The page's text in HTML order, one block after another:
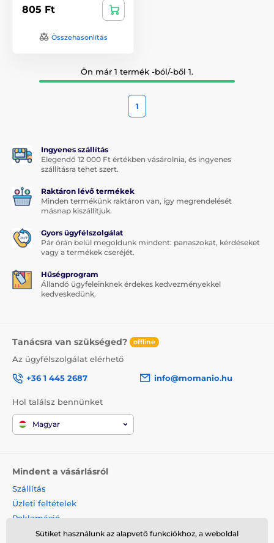
805 Ft
Összehasonlítás
Ön már 1 termék -ból/-ből 1.
1
Ingyenes szállítás
Elegendő 12 000 Ft értékben vásárolnia, és ingyenes
szállításra tehet szert.
Raktáron lévő termékek
Minden termékünk raktáron van, így megrendelését
másnap kiszállítjuk.
Gyors ügyfélszolgálat
Pár órán belül megoldunk mindent: panaszokat, kérdéseket
vagy a termékek cseréjét.
Hűségprogram
Állandó ügyfeleinknek érdekes kedvezményekkel
kedveskedünk.
Tanácsra van szükséged? offline
Az ügyfélszolgálat elérhető
+36 1 445 2687
info@momanio.hu
Hol találsz bennünket
Magyar
Mindent a vásárlásról
Szállítás
Üzleti feltételek
Reklamáció
Termék visszaküldése
Sütiket használunk az alapvető funkciókhoz, a weboldal